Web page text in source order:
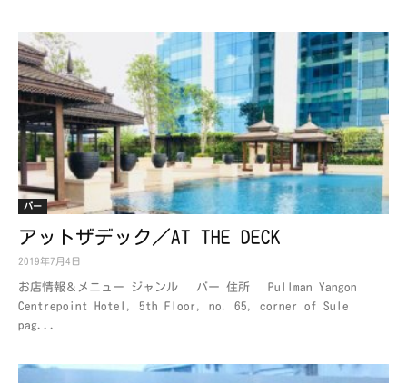
バー
アットザデック／AT THE DECK
2019年7月4日
お店情報＆メニュー ジャンル バー 住所 Pullman Yangon
Centrepoint Hotel, 5th Floor, no. 65, corner of Sule
pag...